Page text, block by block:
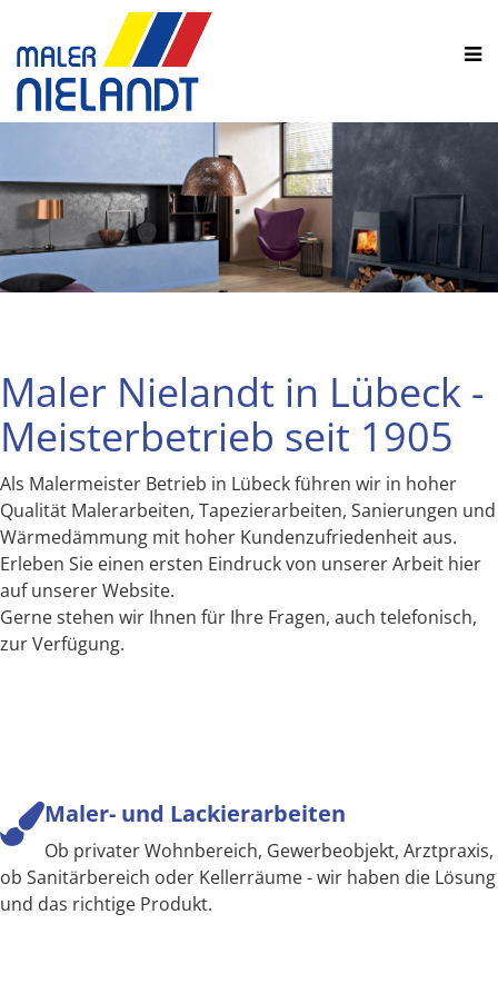
Maler Nielandt in Lübeck -
Meisterbetrieb seit 1905
Als Malermeister Betrieb in Lübeck führen wir in hoher
Qualität Malerarbeiten, Tapezierarbeiten, Sanierungen und
Wärmedämmung mit hoher Kundenzufriedenheit aus.
Erleben Sie einen ersten Eindruck von unserer Arbeit hier
auf unserer Website.
Gerne stehen wir Ihnen für Ihre Fragen, auch telefonisch,
zur Verfügung.
Maler- und Lackierarbeiten
Ob privater Wohnbereich, Gewerbeobjekt, Arztpraxis,
ob Sanitärbereich oder Kellerräume - wir haben die Lösung
und das richtige Produkt.